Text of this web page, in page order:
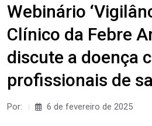
Webinário
Clínico da Febre
discute a doença
profissionais de
Por: 6 de fevereiro de 2025